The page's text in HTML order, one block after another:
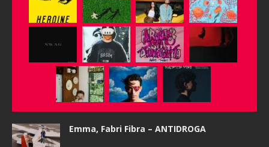
Emma, Fabri Fibra – ANTIDROGA